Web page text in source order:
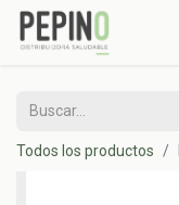
Todos los productos